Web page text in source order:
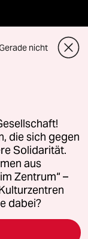
für Genehmigungen
Richtlinien
AGB
(Ads)
nicht
die sich gegen
Solidarität.
aus
Zentrum“ –
dabei?